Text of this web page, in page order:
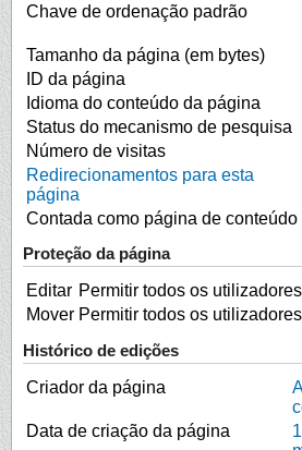
Chave de ordenação padrão
Tamanho da página (em bytes)
ID da página
Idioma do conteúdo da página
Status do mecanismo de pesquisa
Número de visitas
Redirecionamentos para esta
página
Contada como página de conteúdo
Proteção da página
Editar Permitir todos os utilizadores
Mover Permitir todos os utilizadores
Histórico de edições
Criador da página
Data de criação da página